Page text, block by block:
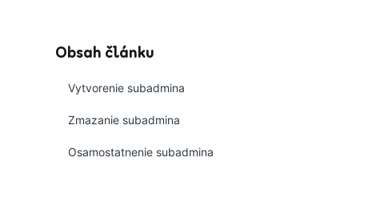
Obsah článku
Vytvorenie subadmina
Zmazanie subadmina
Osamostatnenie subadmina